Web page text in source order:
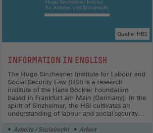
:INFORMATION IN ENGLISH
The Hugo Sinzheimer Institute for Labour and
Social Security Law (HSI) is a research
institute of the Hans Böckler Foundation
based in Frankfurt am Main (Germany). In the
spirit of Sinzheimer, the HSI cultivates an
understanding of labour and social security
and includes sociological, legal policy,
Quelle: HBS
Arbeits-/ Sozialrecht Arbeit